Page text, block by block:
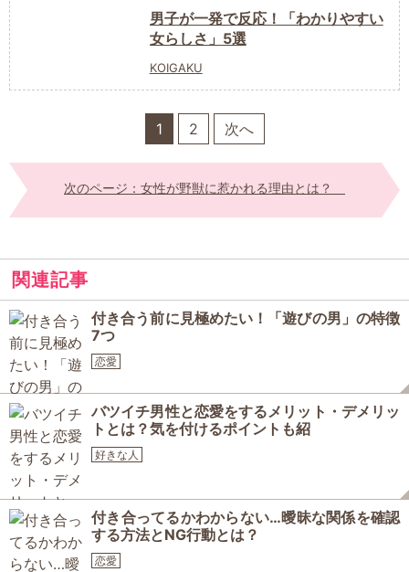
男子が一発で反応！「わかりやすい
女らしさ」5選
KOIGAKU
1 2 次へ
次のページ：女性が野獣に惹かれる理由とは？
関連記事
付き合う前に見極めたい！「遊びの男」の特徴
7つ
恋愛
バツイチ男性と恋愛をするメリット・デメリッ
トとは？気を付けるポイントも紹
好きな人
付き合ってるかわからない…曖昧な関係を確認
する方法とNG行動とは？
恋愛